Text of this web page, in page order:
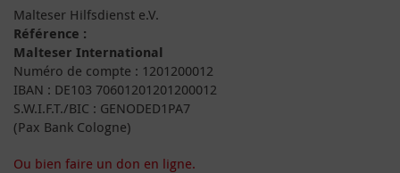
Malteser Hilfsdienst e.V.
Référence :
Malteser International
Numéro de compte : 1201200012
IBAN : DE103 70601201201200012
S.W.I.F.T./BIC : GENODED1PA7
(Pax Bank Cologne)
Ou bien faire un don en ligne.